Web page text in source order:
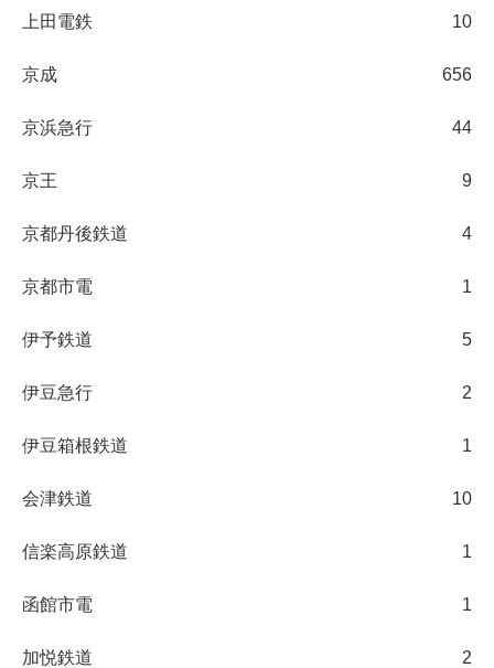
上田電鉄 10
京成 656
京浜急行 44
京王 9
京都丹後鉄道 4
京都市電 1
伊予鉄道 5
伊豆急行 2
伊豆箱根鉄道 1
会津鉄道 10
信楽高原鉄道 1
函館市電 1
加悦鉄道 2